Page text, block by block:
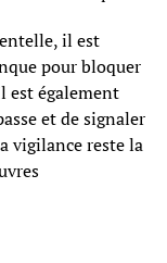
il est
pour bloquer
est également
et de signaler
vigilance reste la